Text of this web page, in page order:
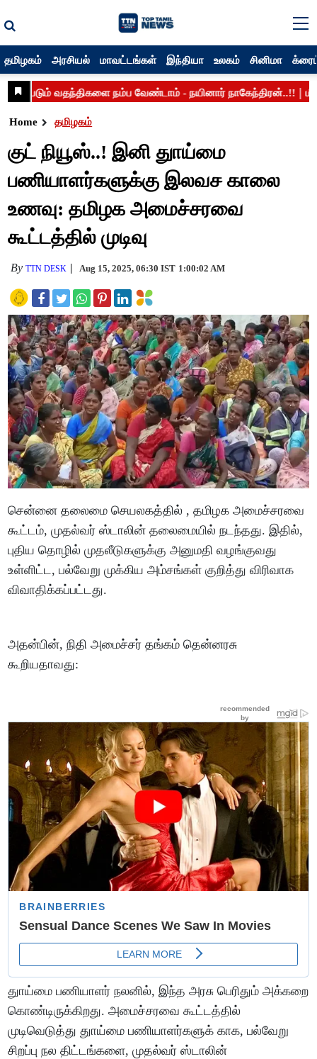
தமிழகம் அரசியல் மாவட்டங்கள் இந்தியா உலகம் சினிமா
Home தமிழகம்
குட் நியூஸ்..! இனி துாய்மை
பணியாளர்களுக்கு இலவச காலை
உணவு: தமிழக அமைச்சரவை
கூட்டத்தில் முடிவு
ByTTN DESK Aug 15, 2025, 06:30 IST 1:00:02 AM
சென்னை தலைமை செயலகத்தில் , தமிழக அமைச்சரவை
கூட்டம், முதல்வர் ஸ்டாலின் தலைமையில் நடந்தது. இதில்,
புதிய தொழில் முதலீடுகளுக்கு அனுமதி வழங்குவது
உள்ளிட்ட, பல்வேறு முக்கிய அம்சங்கள் குறித்து விரிவாக
விவாதிக்கப்பட்டது.
அதன்பின், நிதி அமைச்சர் தங்கம் தென்னரசு
கூறியதாவது:
துாய்மை பணியாளர் நலனில், இந்த அரசு பெரிதும் அக்கறை
கொண்டிருக்கிறது. அமைச்சரவை கூட்டத்தில்
முடிவெடுத்து துாய்மை பணியாளர்களுக் காக, பல்வேறு
சிறப்பு நல திட்டங்களை, முதல்வர் ஸ்டாலின்